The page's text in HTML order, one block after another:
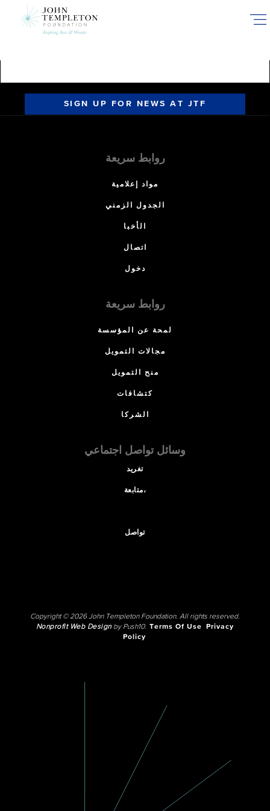
SIGN UP FOR NEWS AT JTF
روابط سريعة
مواد إعلامية
الجدول الزمني
الأخبا
اتصال
دخول
روابط سريعة
لمحة عن المؤسسة
مجالات التمويل
منح التمويل
كتشافات
الشركا
وسائل تواصل اجتماعي
تغريد
متابعة،
تواصل
Copyright © 2026 John Templeton Foundation. All rights reserved.
Nonprofit Web Designby Push10. Terms Of Use
Privacy
Policy